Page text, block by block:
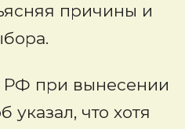
причины и
РФ при вынесении
указал, что хотя